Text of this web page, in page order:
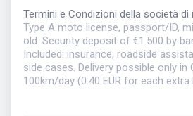
Termini e Condizioni della società di
Type A moto license, passport/ID,
old. Security deposit of €1.500 by
Included: insurance, roadside
side cases. Delivery possible only in
100km/day (0.40 EUR for each extra